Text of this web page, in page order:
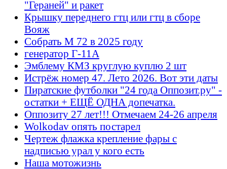
"Гераней" и ракет
Крышку переднего гтц или гтц в сборе
Вояж
Собрать М 72 в 2025 году
генератор Г-11А
Эмблему КМЗ круглую куплю 2 шт
Истрёж номер 47. Лето 2026. Вот эти даты
Пиратские футболки "24 года Оппозит.ру" -
остатки + ЕЩЁ ОДНА допечатка.
Оппозиту 27 лет!!! Отмечаем 24-26 апреля
Wolkodav опять постарел
Чертеж флажка крепление фары с
надписью урал у кого есть
Наша мотожизнь